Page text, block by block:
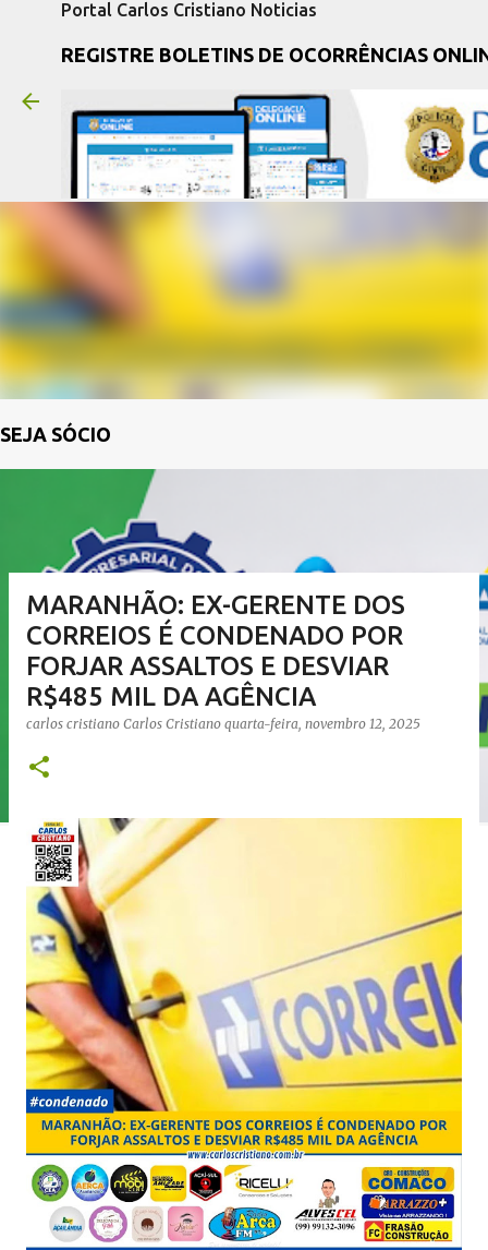
Portal Carlos Cristiano Noticias
REGISTRE BOLETINS DE OCORRÊNCIAS
SEJA SÓCIO
MARANHÃO: EX-GERENTE DOS
CORREIOS É CONDENADO POR
FORJAR ASSALTOS E DESVIAR
R$485 MIL DA AGÊNCIA
carlos cristiano Carlos Cristiano quarta-feira, novembro 12, 2025